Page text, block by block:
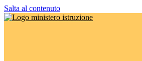
Salta al contenuto